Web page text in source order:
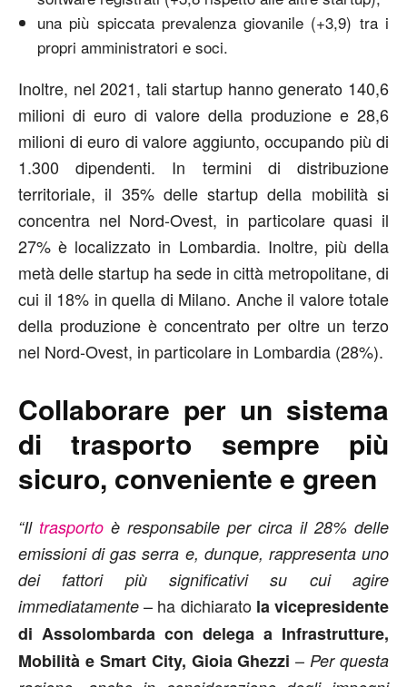
una più spiccata prevalenza giovanile (+3,9) tra i
propri amministratori e soci.
Inoltre, nel 2021, tali startup hanno generato 140,6
milioni di euro di valore della produzione e 28,6
milioni di euro di valore aggiunto, occupando più di
1.300 dipendenti. In termini di distribuzione
territoriale, il 35% delle startup della mobilità si
concentra nel Nord-Ovest, in particolare quasi il
27% è localizzato in Lombardia. Inoltre, più della
metà delle startup ha sede in città metropolitane, di
cui il 18% in quella di Milano. Anche il valore totale
della produzione è concentrato per oltre un terzo
nel Nord-Ovest, in particolare in Lombardia (28%).
Collaborare per un sistema
di trasporto sempre più
sicuro, conveniente e green
“Il trasporto è responsabile per circa il 28% delle
emissioni di gas serra e, dunque, rappresenta uno
dei fattori più significativi su cui agire
immediatamente – ha dichiarato la vicepresidente
di Assolombarda con delega a Infrastrutture,
Mobilità e Smart City, Gioia Ghezzi– Per questa